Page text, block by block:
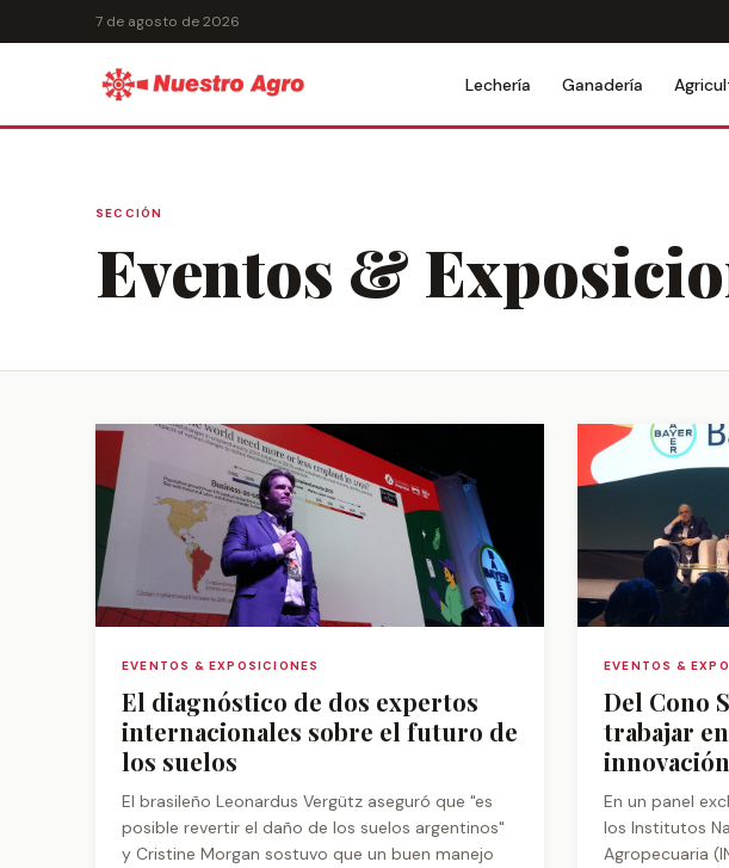
7 de agosto de 2026
Lechería Ganadería
SECCIÓN
Eventos &
EVENTOS & EXPOSICIONES
El diagnóstico de dos expertos
internacionales sobre el futuro de
los suelos
El brasileño Leonardus Vergütz aseguró que "es
posible revertir el daño de los suelos argentinos"
y Cristine Morgan sostuvo que un buen manejo
EVENTOS &
Del Cono
trabajar
En un panel
los Institutos
Agropecuaria